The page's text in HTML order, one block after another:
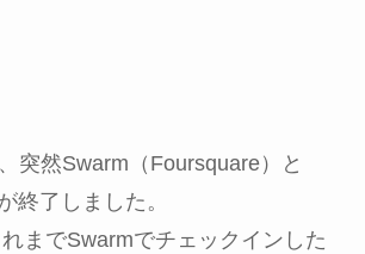
突然Swarm（Foursquare）と
終了しました。
までSwarmでチェックインした